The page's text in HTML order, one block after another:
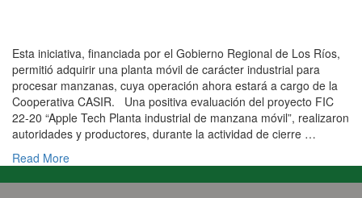
Esta iniciativa, financiada por el Gobierno Regional de Los Ríos,
permitió adquirir una planta móvil de carácter industrial para
procesar manzanas, cuya operación ahora estará a cargo de la
Cooperativa CASIR. Una positiva evaluación del proyecto FIC
22-20 “Apple Tech Planta industrial de manzana móvil”, realizaron
autoridades y productores, durante la actividad de cierre …
Read More